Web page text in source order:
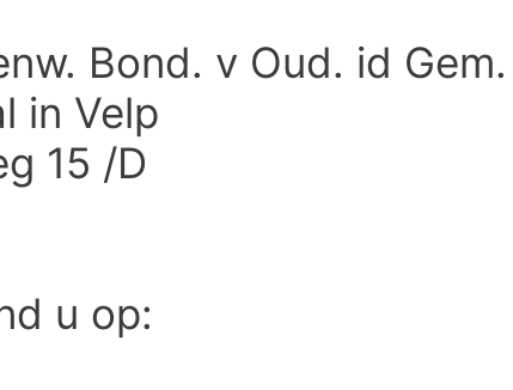
Bond. v Oud. id Gem.
in Velp
15 /D
u op: